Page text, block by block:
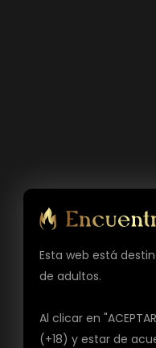
Esta web está
de adultos.
Al clicar en
(+18) y estar de